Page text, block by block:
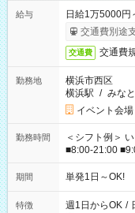
給与
日給1万5000
交通費別途
交通費 交通費
勤務地
横浜市西区
横浜駅 / みな
イベント会場
勤務時間
＜シフト例＞
■8:00-21:00
期間 単発1日～OK!
特徴 週1日からOK /